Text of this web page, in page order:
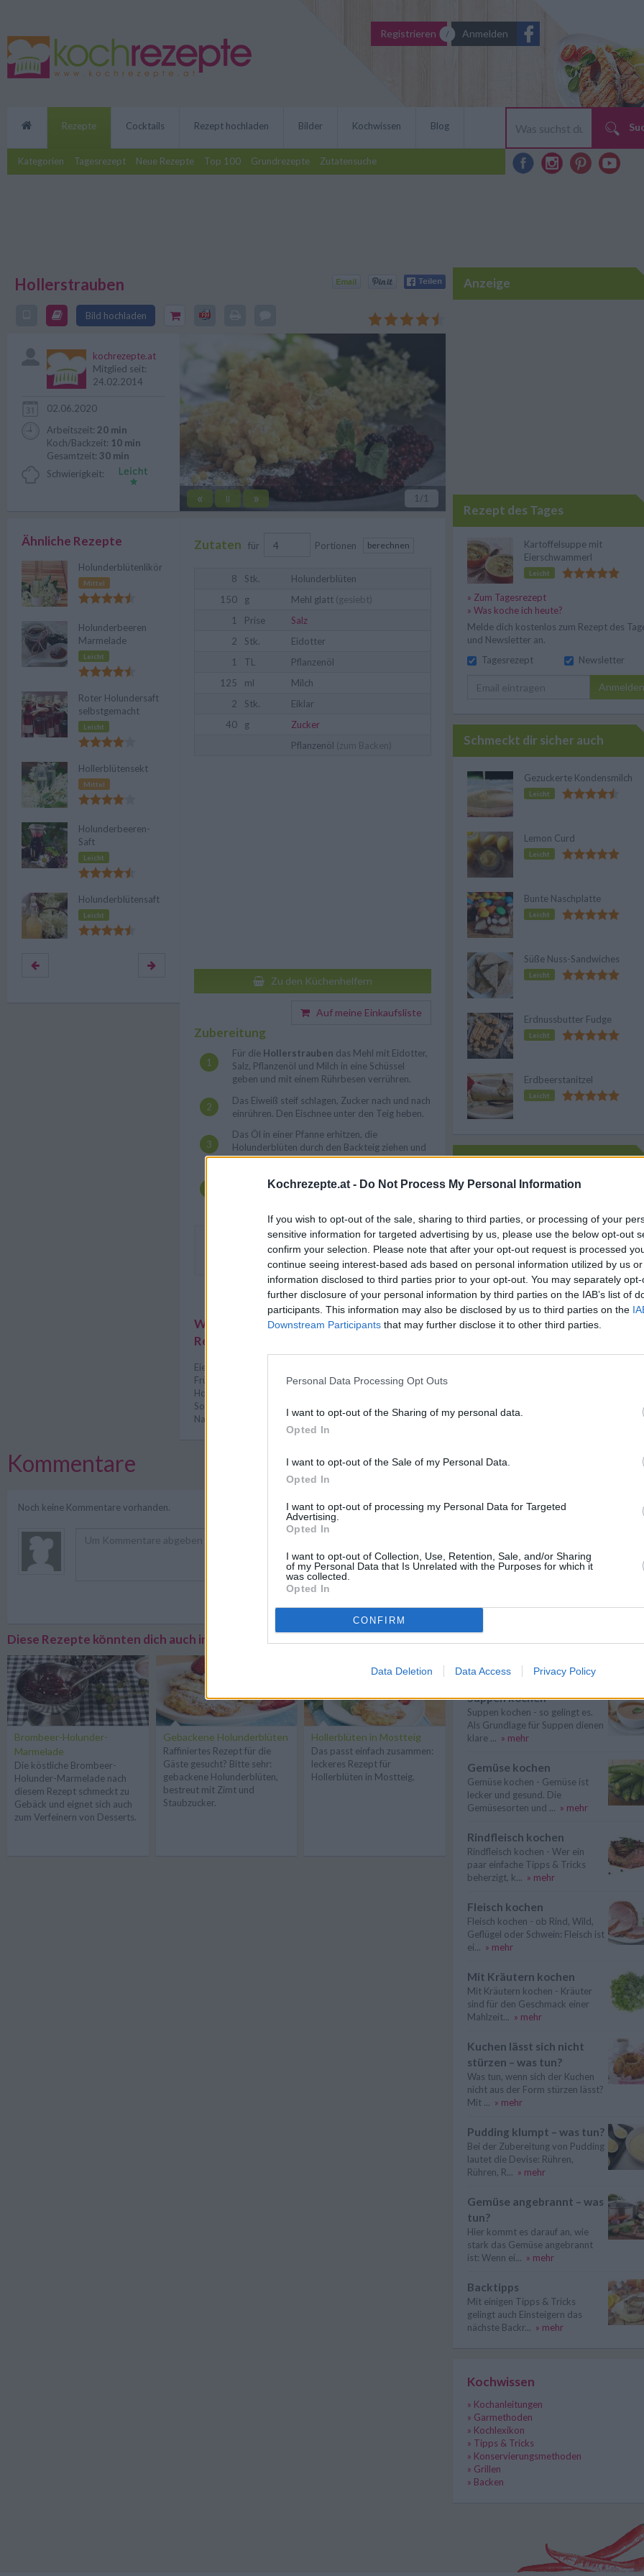
Kochrezepte.at - Do Not Process My Personal Information
If you wish to opt-out of the sale, sharing to third parties, or processing of your
sensitive information for targeted advertising by us, please use the below opt-out
confirm your selection. Please note that after your opt-out request is processed
continue seeing interest-based ads based on personal information utilized by us
information disclosed to third parties prior to your opt-out. You may separately
further disclosure of your personal information by third parties on the IAB’s list of
participants. This information may also be disclosed by us to third parties on the
Downstream Participants that may further disclose it to other third parties.
Personal Data Processing Opt Outs
I want to opt-out of the Sharing of my personal data.
Opted In
I want to opt-out of the Sale of my Personal Data.
Opted In
I want to opt-out of processing my Personal Data for Targeted
Advertising.
Opted In
I want to opt-out of Collection, Use, Retention, Sale, and/or Sharing
of my Personal Data that Is Unrelated with the Purposes for which it
was collected.
Opted In
CONFIRM
Data Deletion Data Access Privacy Policy
Registrieren Anmelden
Rezepte
Kategorien Tagesrezept Neue Rezepte Top 100 Grundrezepte Zutatensuche
Cocktails Rezept hochladen Bilder Kochwissen Blog
Hollerstrauben
Bild hochladen
Die Hollerstrauben sind eine feine Süßspeise zur
Holunderblüte. Omas einfaches Rezept gelingt bestimmt.
« || » 1 /1
kochrezepte.at
Mitglied seit:
24.02.2014
02.06.2020
Arbeitszeit: 20 min
Koch/Backzeit: 10 min
Gesamtzeit: 30 min
Schwierigkeit:
Zutaten für Portionen berechnen
8 Stk.
Holunderblüten
150
g Mehl glatt (gesiebt)
1
Prise
Salz
2
Stk.
Eidotter
1
TL
Pflanzenöl
125
ml
Milch
2
Stk.
Eiklar
40
g
Zucker
Pflanzenöl (zum Backen)
Zu den Küchenhelfern
Auf meine Einkaufsliste
Zubereitung
Für die Hollerstrauben das Mehl mit Eidotter,
Salz, Pflanzenöl und Milch in eine Schüssel
geben und mit einem Rührbesen verrühren.
Das Eiweiß steif schlagen, Zucker nach und nach
einrühren. Den Eischnee unter den Teig heben.
Das Öl in einer Pfanne erhitzen, die
Holunderblüten durch den Backteig ziehen und
kurz abtropfen lassen.
Schwimmend im heißen Öl goldgelb backen.
Mit Staubzucker bestäuben, dazu ein Mus aus
Beeren oder ein Kompott servieren.
Weitere interessante
Rezeptsammlungen
Eier Rezepte
Frühlingsrezepte
Hausmannskost Rezepte/
Holunder Rezepte
Sommer Rezepte
Nachspeisen Rezepte
Ähnliche Rezepte
Holunderblütenlikör
Mittel
Holunderbeeren
Marmelade
Leicht
Roter Holundersaft
selbstgemacht
Leicht
Hollerblütensekt
Mittel
Holunderbeeren-
Saft
Leicht
Holunderblütensaft
Leicht
Kommentare
Noch keine Kommentare vorhanden.
Diese Rezepte könnten dich auch interessieren
Brombeer-Holunder-
Marmelade
Die köstliche Brombeer-
Holunder-Marmelade nach
diesem Rezept schmeckt zu
Gebäck und eignet sich auch
zum Verfeinern von Desserts.
Gebackene Holunderblüten
Raffiniertes Rezept für die
Gäste gesucht? Bitte sehr:
gebackene Holunderblüten,
bestreut mit Zimt und
Staubzucker.
Hollerblüten in Mostteig
Das passt einfach zusammen:
leckeres Rezept für
Hollerblüten in Mostteig.
Anzeige
Rezept des Tages
Kartoffelsuppe mit
Eierschwammerl
Leicht
» Zum Tagesrezept
» Was koche ich heute?
Melde dich kostenlos zum Rezept des
und Newsletter an.
Tagesrezept
Newsletter
Anmelden
Schmeckt dir sicher auch
Gezuckerte Kondensmilch
Leicht
Lemon Curd
Leicht
Bunte Naschplatte
Leicht
Süße Nuss-Sandwiches
Leicht
Erdnussbutter Fudge
Leicht
Erdbeerstanitzel
Leicht
Anzeige
Eier kochen
Wer Eier kochen will, sollte in
Garzeit ...
» mehr
Suppen kochen
Suppen kochen - so gelingt es.
Als Grundlage für Suppen dienen
klare ... » mehr
Gemüse kochen
Gemüse kochen - Gemüse ist
lecker und gesund. Die
Gemüsesorten und ... » mehr
Rindfleisch kochen
Rindfleisch kochen - Wer ein
paar einfache Tipps & Tricks
beherzigt, k... » mehr
Fleisch kochen
Fleisch kochen - ob Rind, Wild,
Geflügel oder Schwein: Fleisch ist
ei... » mehr
Mit Kräutern kochen
Mit Kräutern kochen - Kräuter
sind für den Geschmack einer
Mahlzeit... » mehr
Kuchen lässt sich nicht
stürzen – was tun?
Was tun, wenn sich der Kuchen
nicht aus der Form stürzen lässt?
Mit ... » mehr
Pudding klumpt – was tun?
Bei der Zubereitung von Pudding
lautet die Devise: Rühren,
Rühren, R... » mehr
Gemüse angebrannt – was
tun?
Hier kommt es darauf an, wie
stark das Gemüse angebrannt
ist: Wenn ei... » mehr
Backtipps
Mit einigen Tipps & Tricks
gelingt auch Einsteigern das
nächste Backr... » mehr
Kochwissen
» Kochanleitungen
» Garmethoden
» Kochlexikon
» Tipps & Tricks
» Konservierungsmethoden
» Grillen
» Backen